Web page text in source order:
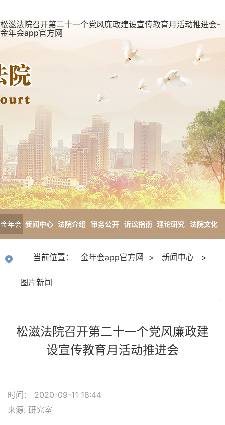
松滋法院召开第二十一个党风廉政建设宣传教育月活动推进会-
金年会app官方网
金年会
方网
新闻中心 法院介绍 审务公开 诉讼指南 理论研究 法院文化
当前位置： 金年会app官方网 > 新闻中心 >
图片新闻
松滋法院召开第二十一个党风廉政建
设宣传教育月活动推进会
时间： 2020-09-11 18:44
来源: 研究室